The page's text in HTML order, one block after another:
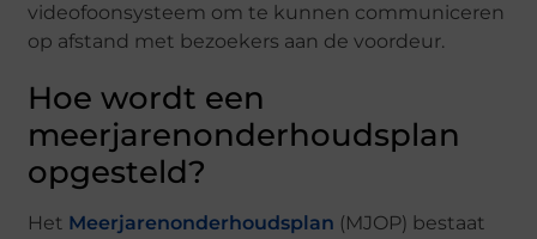
videofoonsysteem om te kunnen communiceren
op afstand met bezoekers aan de voordeur.
Hoe wordt een
meerjarenonderhoudsplan
opgesteld?
Het Meerjarenonderhoudsplan (MJOP) bestaat